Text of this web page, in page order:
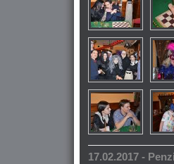
17.02.2017 -